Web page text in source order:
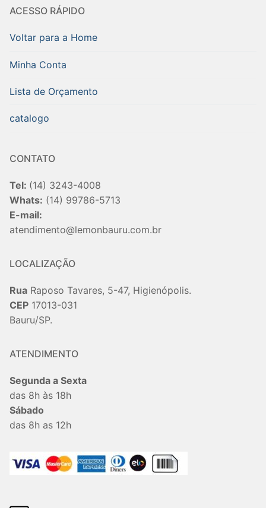
ACESSO RÁPIDO
Voltar para a Home
Minha Conta
Lista de Orçamento
catalogo
CONTATO
Tel: (14) 3243-4008
Whats: (14) 99786-5713
E-mail:
atendimento@lemonbauru.com.br
LOCALIZAÇÃO
Rua Raposo Tavares, 5-47, Higienópolis.
CEP 17013-031
Bauru/SP.
ATENDIMENTO
Segunda a Sexta
das 8h às 18h
Sábado
das 8h as 12h